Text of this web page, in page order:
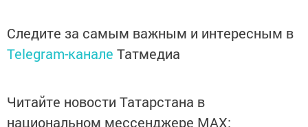
Следите за самым важным и интересным в
Telegram-канале Татмедиа
Читайте новости Татарстана в
национальном мессенджере MАХ: